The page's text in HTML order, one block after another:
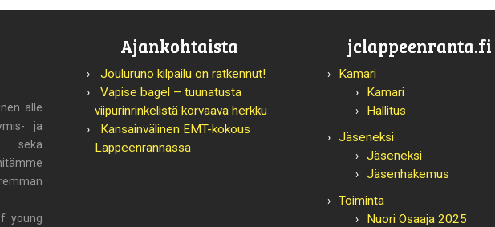
alle
ja
sekä
young
Ajankohtaista
Jouluruno kilpailu on ratkennut!
Vapise bagel – tuunatusta
viipurinrinkelistä korvaava herkku
Kansainvälinen EMT-kokous
Lappeenrannassa
jclappeenranta.fi
Kamari
Kamari
Hallitus
Jäseneksi
Jäseneksi
Jäsenhakemus
Toiminta
Nuori Osaaja 2025